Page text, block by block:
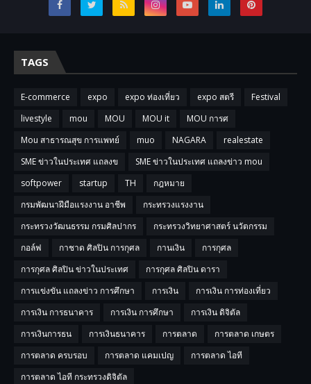
TAGS
E-commerce expo expo ท่องเที่ยว expo สตรี
Festival
livestyle
mou MOU MOU it
MOU การศ
Mou สาธารณสุข การแพทย์
muo NAGARA
realestate
SME ข่าวในประเทศ แถลงข
SME ข่าวในประเทศ แถลงข่าว mou
softpower
startup TH
กฎหมาย
กรมพัฒนาฝีมือแรงงาน อาชีพ
กระทรวงแรงงาน
กระทรวงวัฒนธรรม กรมศิลปากร
กระทรวงวิทยาศาสตร์ นวัตกรรม
กอล์ฟ
กาชาด ศิลปิน การกุศล กานเงิน
การกุศล
การกุศล ศิลปิน ข่าวในประเทศ
การกุศล ศิลปิน ดารา
การแข่งขัน แถลงข่าว การศึกษา
การเงิน
การเงิน การท่องเที่ยว
การเงิน การธนาคาร
การเงิน การศึกษา
การเงิน ดิจิตัล
การเงินการธน
การเงินธนาคาร การตลาด
การตลาด เกษตร
การตลาด ครบรอบ
การตลาด แคมเปญ
การตลาด ไอที
การตลาด ไอที กระทรวงดิจิตัล